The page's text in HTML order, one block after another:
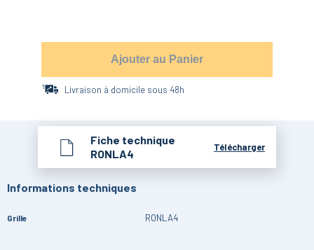
Ajouter au Panier
Livraison à domicile sous 48h
Fiche technique
RONLA4
Télécharger
Informations techniques
Grille RONLA4